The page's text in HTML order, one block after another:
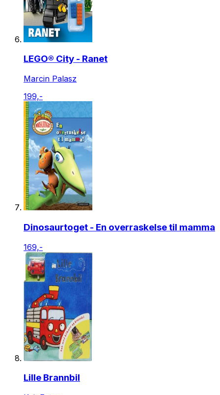
LEGO® City - Ranet
Marcin Palasz
199,-
Dinosaurtoget - En overraskelse til mamma
169,-
Lille Brannbil